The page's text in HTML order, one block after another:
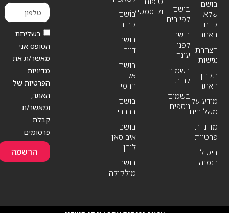
בושם
שלא
קיים
באתר
הצהרת
נגישות
תקנון
האתר
מידע על
משלוחים
מדיניות
פרטיות
ביטול
הזמנה
וקוסמטיקה
בושם
לפי ריח
בושם
לפני
עונה
בשמים
לבית
בשמים
נוספים
בושם
קריד
בושם
דיור
בושם
אל
חרמין
בושם
ברברי
בושם
איב סאן
לורן
בושם
מולקולה
בשליחת
הטופס אני
מאשר/ת את
מדיניות
הפרטיות של
האתר,
ומאשר/ת
קבלת
פרסומים
הרשמה